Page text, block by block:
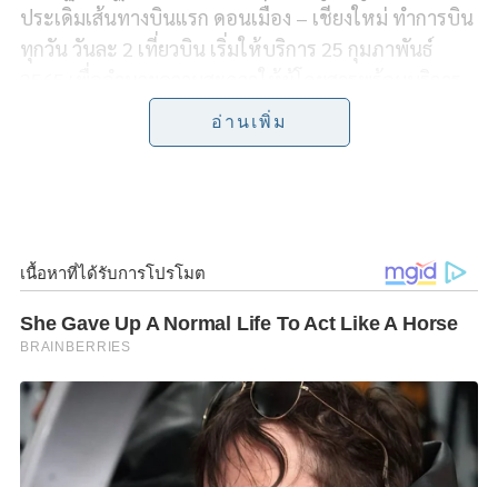
e
b
e
t
t
e
r
y
L
i
n
r
ประเดิมเส้นทางบินแรก ดอนเมือง – เชียงใหม่ ทำการบิน
ทุกวัน วันละ 2 เที่ยวบิน เริ่มให้บริการ 25 กุมภาพันธ์
การเดินทางมากยิ่งขึ้น โดยเดินหน้าขยายฐานปฏิบัติการ
บินจาก “สุวรรณภูมิ” สู่ “ดอนเมือง” ซึ่งมีเส้นทางบินใหม่
บินตรงไป-กลับ จากดอนเมืองสู่เชียงใหม่ เมืองท่องเที่ยว
เศรษฐกิจที่สำคัญ ให้บริการ 2 เที่ยวบินต่อวัน พร้อมมอบ
บริการฟูลเซอร์วิสเช่นเดิม เป็นไปตามนโยบายขยายเส้น
ทางบินของไทยสมายล์ ที่ต้องการมองหาโอกาสทางธุรกิจ
ใหม่ๆ ในสถานการณ์ปัจจุบัน โดยเฉพาะการขยายเครือ
ข่ายให้บริการครอบคลุมจุดหมายหลักทั่วประเทศ คง
อ่านเพิ่ม